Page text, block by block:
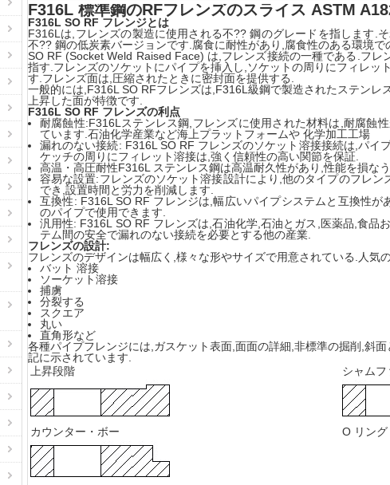
F316L 標準鋼のRFフレンズのスライス ASTM
F316L SO RF フレンジとは
F316Lは,フレンズの製造に使用される不?? 鋼のグレードを指します.
不?? 鋼の低炭素バージョンです.腐食に耐性があり,腐食性のある環境で
SO RF (Socket Weld Raised Face) は,フレンズ接続の一種である.フ
指す.フレンズのソケットにパイプを挿入し,ソケットの周りにフィレッ
す.フレンズ面は,圧縮されたときに密封面を提供する.
一般的には,F316L SO RFフレンズは,F316L級鋼で製造されたステンレ
上昇した面が特徴です.
F316L SO RF フレンズの利点
耐腐蝕性:F316Lステンレス鋼,フレンズに使用された材料は,耐腐蝕
ています.石油化学産業など海上プラットフォームや 化学加工工場
漏れのない接続: F316L SO RF フレンズのソケット溶接接続は,パイ
ケッチの周りにフィレット溶接は,強く信頼性の高い関節を保証.
高温・高圧耐性F316L ステンレス鋼は高温耐久性があり,性能を損な
容易な設置:フレンズのソケット溶接設計により,他のタイプのフレ
でき,設置時間と労力を削減します.
互換性: F316L SO RF フレンジは,幅広いパイプシステムと互換性
のパイプで使用できます.
汎用性: F316L SO RF フレンズは,石油化学,石油とガス,医薬品,食品
テム間の安全で漏れのない接続を必要とする他の産業.
フレンズの設計:
フレンズのデザインは幅広く,様々な形やサイズで用意されている.人気
バット 溶接
ソーケット溶接
捕虜
分裂する
スクエア
丸い
直角形など
各種パイプフレンジには,ガスケット表面,面面の詳細,非標準の掘削,斜
記に示されています.
上昇段階
シャムフ
カウンター・ボー O リング